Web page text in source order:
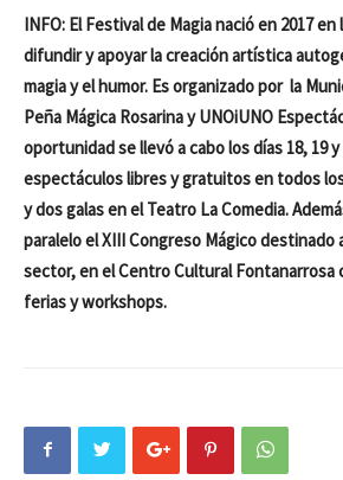
INFO: El Festival de Magia nació en 2017
difundir y apoyar la creación artística
magia y el humor. Es organizado por la
Peña Mágica Rosarina y UNOiUNO
oportunidad se llevó a cabo los días 18, 19
espectáculos libres y gratuitos en todos
y dos galas en el Teatro La Comedia.
paralelo el XIII Congreso Mágico destinado
sector, en el Centro Cultural Fontanarrosa
ferias y workshops.